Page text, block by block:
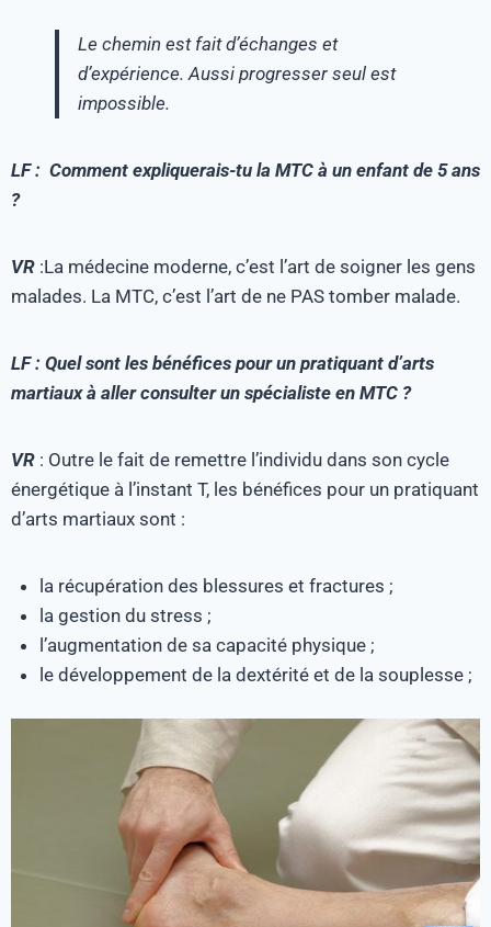
Le chemin est fait d’échanges et
d’expérience. Aussi progresser seul est
impossible.
LF : Comment expliquerais-tu la MTC à un enfant de 5 ans
?
VR :La médecine moderne, c’est l’art de soigner les gens
malades. La MTC, c’est l’art de ne PAS tomber malade.
LF : Quel sont les bénéfices pour un pratiquant d’arts
martiaux à aller consulter un spécialiste en MTC ?
VR : Outre le fait de remettre l’individu dans son cycle
énergétique à l’instant T, les bénéfices pour un pratiquant
d’arts martiaux sont :
la récupération des blessures et fractures ;
la gestion du stress ;
l’augmentation de sa capacité physique ;
le développement de la dextérité et de la souplesse ;